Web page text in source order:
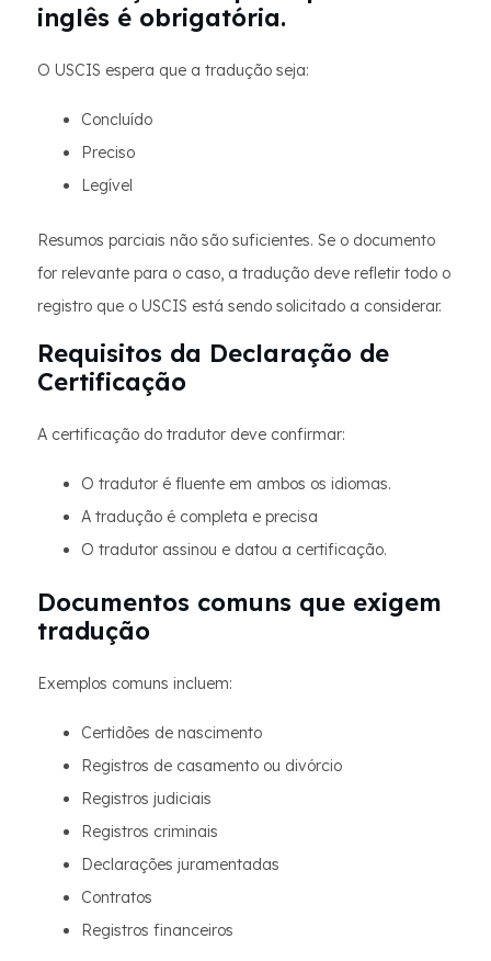
inglês é obrigatória.
O USCIS espera que a tradução seja:
Concluído
Preciso
Legível
Resumos parciais não são suficientes. Se o documento
for relevante para o caso, a tradução deve refletir todo o
registro que o USCIS está sendo solicitado a considerar.
Requisitos da Declaração de
Certificação
A certificação do tradutor deve confirmar:
O tradutor é fluente em ambos os idiomas.
A tradução é completa e precisa
O tradutor assinou e datou a certificação.
Documentos comuns que exigem
tradução
Exemplos comuns incluem:
Certidões de nascimento
Registros de casamento ou divórcio
Registros judiciais
Registros criminais
Declarações juramentadas
Contratos
Registros financeiros